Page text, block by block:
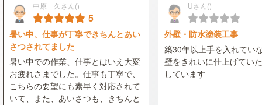
中原 久さん()
5
暑い中、仕事が丁寧できちんとあい
さつされてました
暑い中での作業、仕事とはいえ大変
お疲れさまでした。仕事も丁寧で、
こちらの要望にも素早く対応されて
いて、また、あいさつも、きちんと
Uさん()
外壁・防水塗装工事
築30年以上手を入れてい
壁をきれいに仕上げてい
しています